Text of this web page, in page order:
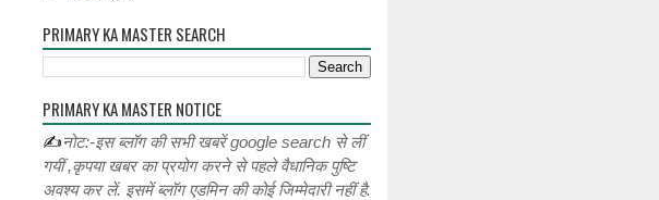
PRIMARY KA MASTER SEARCH
PRIMARY KA MASTER NOTICE
✍नोट:-इस ब्लॉग की सभी खबरें google search से लीं
गयीं ,कृपया खबर का प्रयोग करने से पहले वैधानिक पुष्टि
अवश्य कर लें. इसमें ब्लॉग एडमिन की कोई जिम्मेदारी नहीं है.